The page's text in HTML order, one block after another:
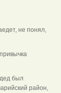
не понял,
дед был
район,